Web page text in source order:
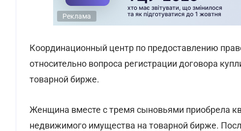
Реклама
Координационный центр по предоставлению
относительно вопроса регистрации договора
товарной бирже.
Женщина вместе с тремя сыновьями приобрела
недвижимого имущества на товарной бирже.